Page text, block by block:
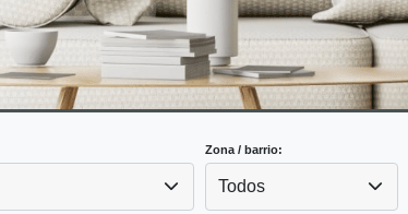
Zona / barrio:
Todos